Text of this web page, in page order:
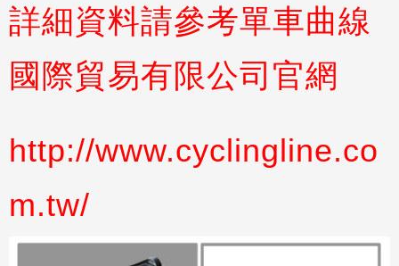
詳細資料請參考單車曲線
國際貿易有限公司官網
http://www.cyclingline.co
m.tw/